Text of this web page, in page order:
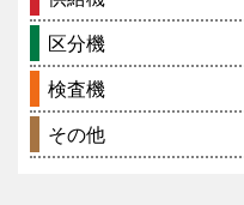
区分機
検査機
その他